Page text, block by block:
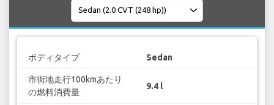
ボディタイプ Sedan
市街地走行100kmあたり
の燃料消費量
9.4 l